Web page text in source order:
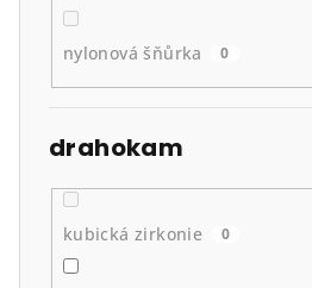
nylonová šňůrka 0
drahokam
kubická zirkonie 0